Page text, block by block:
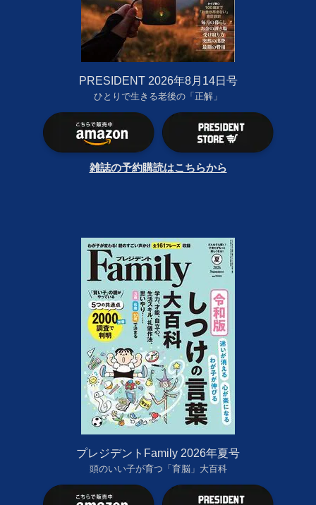
PRESIDENT 2026年8月14日号
ひとりで生きる老後の「正解」
雑誌の予約購読はこちらから
プレジデントFamily 2026年夏号
頭のいい子が育つ「育脳」大百科